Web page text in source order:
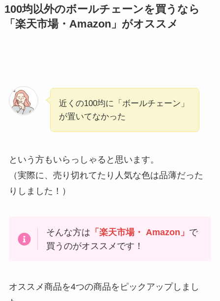
100均以外のボールチェーンを買うなら
「楽天市場・Amazon」がオススメ
近くの100均に「ボールチェーン」
が置いてなかった
という方もいらっしゃると思います。
（実際に、売り切れてたり人気な色は品薄だった
りしました！）
そんな方は 「楽天市場・ Amazon」 で
買うのがオススメです！
オススメ商品を4つの商品をピックアップしまし